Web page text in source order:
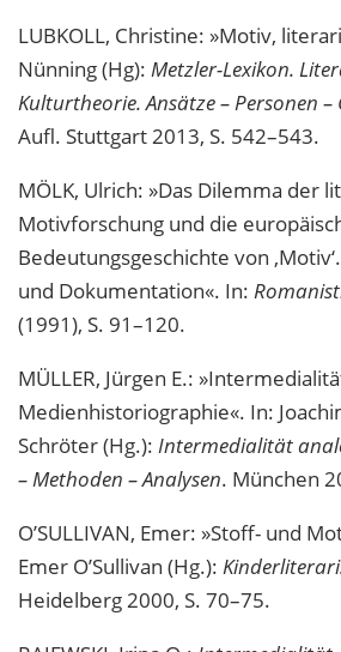
LUBKOLL, Christine: »Motiv,
Nünning (Hg): Metzler-Lexikon.
Kulturtheorie. Ansätze – Personen
Aufl. Stuttgart 2013, S. 542–543.
MÖLK, Ulrich: »Das Dilemma der
Motivforschung und die
Bedeutungsgeschichte von
und Dokumentation«. In:
(1991), S. 91–120.
MÜLLER, Jürgen E.:
Medienhistoriographie«. In:
Schröter (Hg.): Intermedialität
– Methoden – Analysen. München
O’SULLIVAN, Emer: »Stoff- und
Emer O’Sullivan (Hg.):
Heidelberg 2000, S. 70–75.